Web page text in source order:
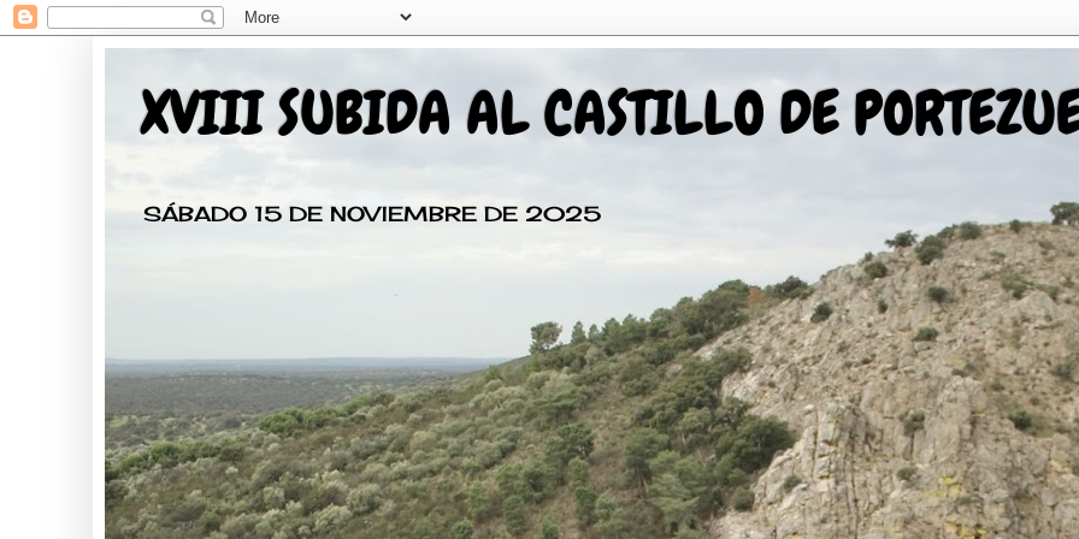
XVIII SUBIDA AL CASTILLO DE
SÁBADO 15 DE NOVIEMBRE DE 2025